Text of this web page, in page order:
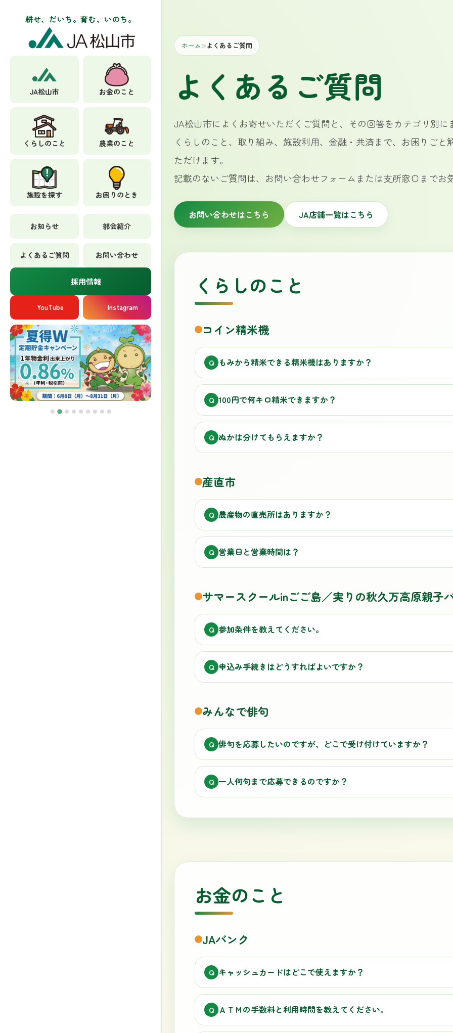
耕せ、だいち。育む、いのち。
JA松山市 お金のこと
くらしのこと 農業のこと
施設を探す お困りのとき
お知らせ 部会紹介
よくあるご質問 お問い合わせ
採用情報
YouTube Instagram
ホーム ＞ よくあるご質問
よくあるご質問
JA松山市によくお寄せいただくご質問と、その回答をカテゴリ別に
くらしのこと、取り組み、施設利用、金融・共済まで、お困りごと
ただけます。
記載のないご質問は、お問い合わせフォームまたは支所窓口までお
お問い合わせはこちら JA店舗一覧はこちら
くらしのこと
コイン精米機
Q もみから精米できる精米機はありますか？
Q 100円で何キロ精米できますか？
Q ぬかは分けてもらえますか？
産直市
Q 農産物の直売所はありますか？
Q 営業日と営業時間は？
サマースクールinごご島／実りの秋久万高原親子
Q 参加条件を教えてください。
Q 申込み手続きはどうすればよいですか？
みんなで俳句
Q 俳句を応募したいのですが、どこで受け付けていますか？
Q 一人何句まで応募できるのですか？
お金のこと
JAバンク
Q キャッシュカードはどこで使えますか？
Q ＡＴＭの手数料と利用時間を教えてください。